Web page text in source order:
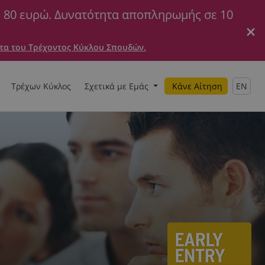
ευρώ. Δυνατότητα αποπληρωμής σε 10
του Τρέχοντος Κύκλου Σπουδών.
Τρέχων Κύκλος Σχετικά με Εμάς Κάνε Αίτηση EN